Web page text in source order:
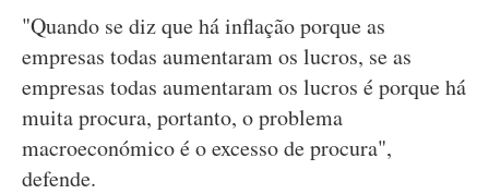
"Quando se diz que há inflação porque as
empresas todas aumentaram os lucros, se as
empresas todas aumentaram os lucros é porque há
muita procura, portanto, o problema
macroeconómico é o excesso de procura",
defende.